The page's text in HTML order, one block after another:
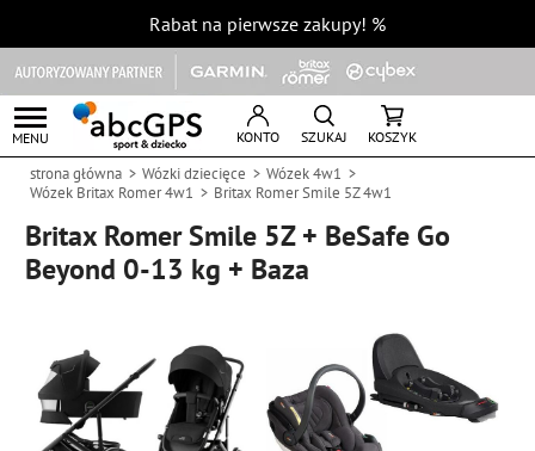
Rabat na pierwsze zakupy! %
MENU KONTO SZUKAJ KOSZYK
strona główna Wózki dziecięce
Wózek 4w1
Wózek Britax Romer 4w1
Britax Romer Smile 5Z 4w1
Britax Romer Smile 5Z + BeSafe Go
Beyond 0-13 kg + Baza